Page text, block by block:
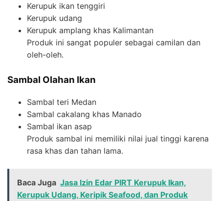
Kerupuk ikan tenggiri
Kerupuk udang
Kerupuk amplang khas Kalimantan
Produk ini sangat populer sebagai camilan dan
oleh-oleh.
Sambal Olahan Ikan
Sambal teri Medan
Sambal cakalang khas Manado
Sambal ikan asap
Produk sambal ini memiliki nilai jual tinggi karena
rasa khas dan tahan lama.
Baca Juga Jasa Izin Edar PIRT Kerupuk Ikan,
Kerupuk Udang, Keripik Seafood, dan Produk